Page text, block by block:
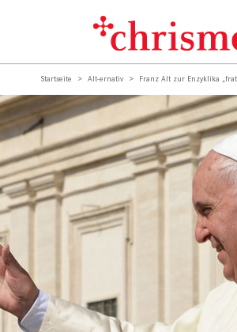
Startseite Alt-ernativ Franz Alt zur Enzyklika